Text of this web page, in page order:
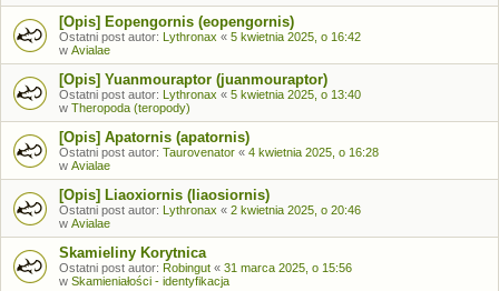
[Opis] Eopengornis (eopengornis)
Ostatni post autor: Lythronax « 5 kwietnia 2025, o 16:42
w Avialae
[Opis] Yuanmouraptor (juanmouraptor)
Ostatni post autor: Lythronax « 5 kwietnia 2025, o 13:40
w Theropoda (teropody)
[Opis] Apatornis (apatornis)
Ostatni post autor: Taurovenator « 4 kwietnia 2025, o 16:28
w Avialae
[Opis] Liaoxiornis (liaosiornis)
Ostatni post autor: Lythronax « 2 kwietnia 2025, o 20:46
w Avialae
Skamieliny Korytnica
Ostatni post autor: Robingut « 31 marca 2025, o 15:56
w Skamieniałości - identyfikacja